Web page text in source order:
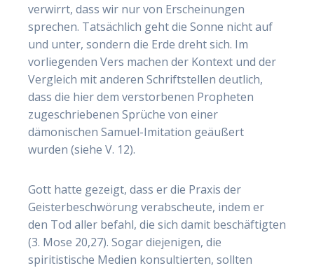
verwirrt, dass wir nur von Erscheinungen
sprechen. Tatsächlich geht die Sonne nicht auf
und unter, sondern die Erde dreht sich. Im
vorliegenden Vers machen der Kontext und der
Vergleich mit anderen Schriftstellen deutlich,
dass die hier dem verstorbenen Propheten
zugeschriebenen Sprüche von einer
dämonischen Samuel-Imitation geäußert
wurden (siehe V. 12).
Gott hatte gezeigt, dass er die Praxis der
Geisterbeschwörung verabscheute, indem er
den Tod aller befahl, die sich damit beschäftigten
(3. Mose 20,27). Sogar diejenigen, die
spiritistische Medien konsultierten, sollten